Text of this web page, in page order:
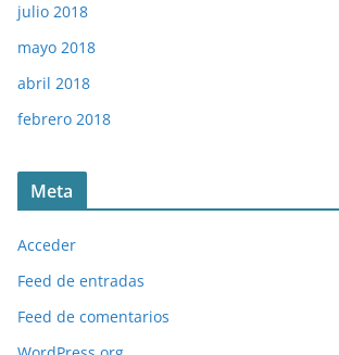
julio 2018
mayo 2018
abril 2018
febrero 2018
Meta
Acceder
Feed de entradas
Feed de comentarios